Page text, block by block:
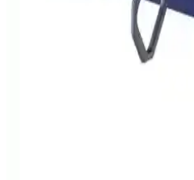
Eonaks P13 Blue Plus 2022 modeli
kapaklı kılıf, cüzdan fonksiyonuyla
Samsung Galaxy M32 için